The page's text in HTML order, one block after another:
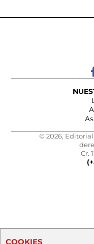
© 2026, Editorial
Cr.
COOKIES